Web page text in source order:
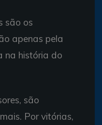
são os
apenas pela
na história do
são
Por vitórias,